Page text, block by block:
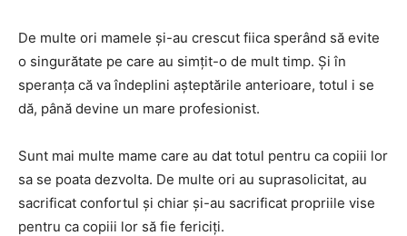
De multe ori mamele și-au crescut fiica sperând să evite
o singurătate pe care au simțit-o de mult timp. Și în
speranța că va îndeplini așteptările anterioare, totul i se
dă, până devine un mare profesionist.
Sunt mai multe mame care au dat totul pentru ca copiii lor
sa se poata dezvolta. De multe ori au suprasolicitat, au
sacrificat confortul și chiar și-au sacrificat propriile vise
pentru ca copiii lor să fie fericiți.